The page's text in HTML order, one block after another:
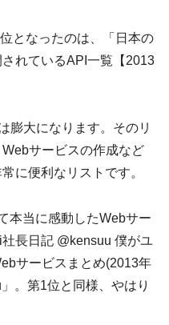
となったのは、「日本の
れているAPI一覧【2013
膨大になります。そのリ
サービスの作成など
に便利なリストです。
本当に感動したWebサー
長日記 @kensuu 僕がユ
サービスまとめ(2013年
。第1位と同様、やはり